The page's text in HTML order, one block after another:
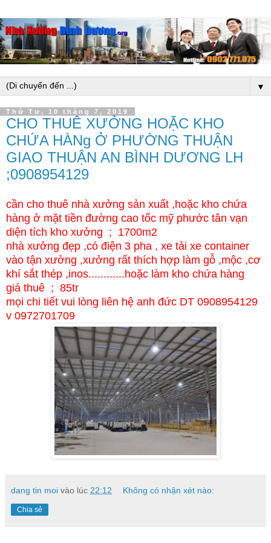
▼
Thứ Tư, 10 tháng 7, 2019
CHO THUÊ XƯỞNG HOẶC KHO
CHỨA HÀNg Ở PHƯỜNG THUẬN
GIAO THUẬN AN BÌNH DƯƠNG LH
;0908954129
cần cho thuê nhà xưởng sản xuất ,hoặc kho chứa
hàng ở mặt tiền đường cao tốc mỹ phước tân vạn
diện tích kho xưởng ; 1700m2
nhà xưởng đẹp ,có điện 3 pha , xe tải xe container
vào tận xưởng ,xưởng rất thích hợp làm gỗ ,mộc ,cơ
khí sắt thép ,inos............hoặc làm kho chứa hàng
giá thuê ; 85tr
mọi chi tiết vui lòng liên hệ anh đức DT 0908954129
v 0972701709
dang tin moi vào lúc 22:12 Không có nhận xét nào:
Chia sẻ